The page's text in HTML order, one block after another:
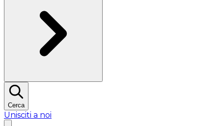
Cerca
Unisciti a noi